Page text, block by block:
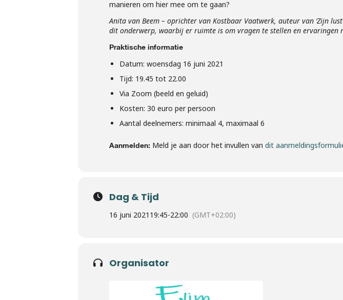
manieren om hier mee om te gaan?
Anita van Beem – oprichter van Kostbaar Vaatwerk, auteur van ‘Zijn
dit onderwerp, waarbij er ruimte is om vragen te stellen en ervaringen
Praktische informatie
Datum: woensdag 16 juni 2021
Tijd: 19.45 tot 22.00
Via Zoom (beeld en geluid)
Kosten: 30 euro per persoon
Aantal deelnemers: minimaal 4, maximaal 6
Aanmelden: Meld je aan door het invullen van dit
Dag & Tijd
16 juni 2021 19:45-22:00 (GMT+02:00)
Organisator